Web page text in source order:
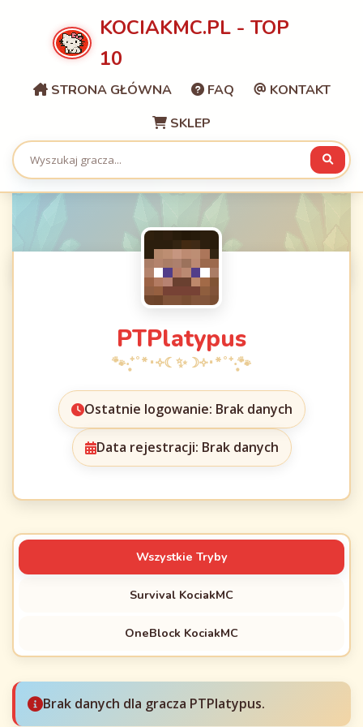
KOCIAKMC.PL - TOP
10
STRONA GŁÓWNA FAQ
KONTAKT
SKLEP
PTPlatypus
Ostatnie logowanie: Brak danych
Data rejestracji: Brak danych
Wszystkie Tryby
Survival KociakMC
OneBlock KociakMC
Brak danych dla gracza PTPlatypus.